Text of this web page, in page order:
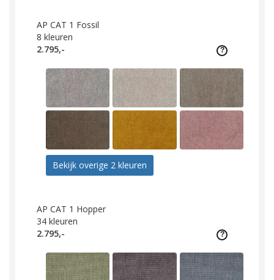
AP CAT 1 Fossil
8 kleuren
2.795,-
Bekijk overige 2 kleuren
AP CAT 1 Hopper
34 kleuren
2.795,-